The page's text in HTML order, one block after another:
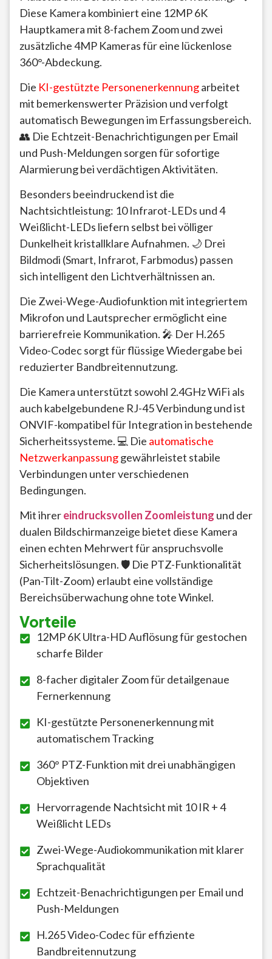
Diese Kamera kombiniert eine 12MP 6K
Hauptkamera mit 8-fachem Zoom und zwei
zusätzliche 4MP Kameras für eine lückenlose
360°-Abdeckung.
Die KI-gestützte Personenerkennungarbeitet
mit bemerkenswerter Präzision und verfolgt
automatisch Bewegungen im Erfassungsbereich.
👥 Die Echtzeit-Benachrichtigungen per Email
und Push-Meldungen sorgen für sofortige
Alarmierung bei verdächtigen Aktivitäten.
Besonders beeindruckend ist die
Nachtsichtleistung: 10 Infrarot-LEDs und 4
Weißlicht-LEDs liefern selbst bei völliger
Dunkelheit kristallklare Aufnahmen. 🌙 Drei
Bildmodi (Smart, Infrarot, Farbmodus) passen
sich intelligent den Lichtverhältnissen an.
Die Zwei-Wege-Audiofunktion mit integriertem
Mikrofon und Lautsprecher ermöglicht eine
barrierefreie Kommunikation. 🎤 Der H.265
Video-Codec sorgt für flüssige Wiedergabe bei
reduzierter Bandbreitennutzung.
Die Kamera unterstützt sowohl 2.4GHz WiFi als
auch kabelgebundene RJ-45 Verbindung und ist
ONVIF-kompatibel für Integration in bestehende
Sicherheitssysteme. 💻 Die automatische
Netzwerkanpassunggewährleistet stabile
Verbindungen unter verschiedenen
Bedingungen.
Mit ihrereindrucksvollen Zoomleistung und der
dualen Bildschirmanzeige bietet diese Kamera
einen echten Mehrwert für anspruchsvolle
Sicherheitslösungen. 🛡️ Die PTZ-Funktionalität
(Pan-Tilt-Zoom) erlaubt eine vollständige
Bereichsüberwachung ohne tote Winkel.
Vorteile
12MP 6K Ultra-HD Auflösung für gestochen
scharfe Bilder
8-facher digitaler Zoom für detailgenaue
Fernerkennung
KI-gestützte Personenerkennung mit
automatischem Tracking
360° PTZ-Funktion mit drei unabhängigen
Objektiven
Hervorragende Nachtsicht mit 10 IR + 4
Weißlicht LEDs
Zwei-Wege-Audiokommunikation mit klarer
Sprachqualität
Echtzeit-Benachrichtigungen per Email und
Push-Meldungen
H.265 Video-Codec für effiziente
Bandbreitennutzung